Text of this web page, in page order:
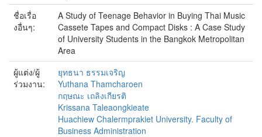
ชื่อเรื่อ
งอื่นๆ:
A Study of Teenage Behavior in Buying Thai Music
Cassete Tapes and Compact Disks : A Case Study
of University Students in the Bangkok Metropolitan
Area
ผู้แต่ง/ผู้
ร่วมงาน:
ยุทธนา ธรรมเจริญ
Yuthana Thamcharoen
กฤษณะ เถลิงเกียรติ
Krissana Taleaongkieate
Huachiew Chalermprakiet University. Faculty of
Business Administration